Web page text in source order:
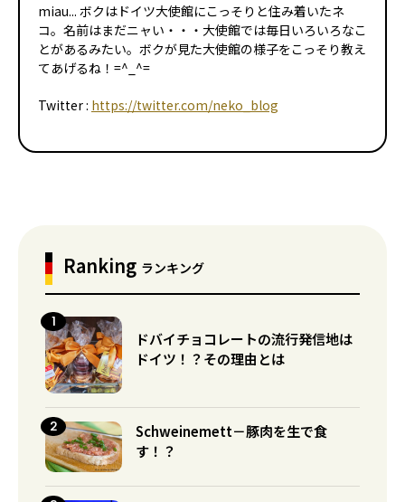
miau... ボクはドイツ大使館にこっそりと住み着いたネ
コ。名前はまだニャい・・・大使館では毎日いろいろなこ
とがあるみたい。ボクが見た大使館の様子をこっそり教え
てあげるね！=^_^=
Twitter : https://twitter.com/neko_blog
Ranking ランキング
ドバイチョコレートの流行発信地は
ドイツ！？その理由とは
Schweinemett－豚肉を生で食
す！？